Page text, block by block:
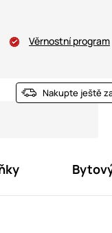
Věrnostní program
Nakupte ještě